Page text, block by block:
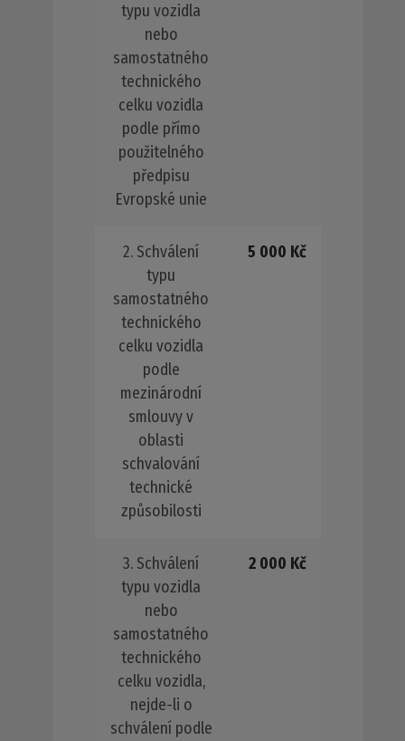
typu vozidla
nebo
samostatného
technického
celku vozidla
podle přímo
použitelného
předpisu
Evropské unie
2. Schválení
typu
samostatného
technického
celku vozidla
podle
mezinárodní
smlouvy v
oblasti
schvalování
technické
způsobilosti
5 000 Kč
3. Schválení
typu vozidla
nebo
samostatného
technického
celku vozidla,
nejde-li o
schválení podle
2 000 Kč